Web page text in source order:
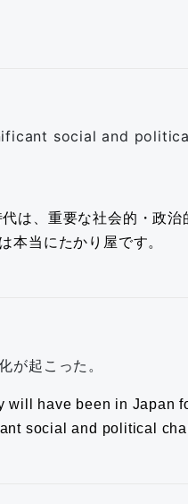
social and
は、重要な社会的・政治
本当にたかり屋です。
が起こった。
will have been in Japan
social and political